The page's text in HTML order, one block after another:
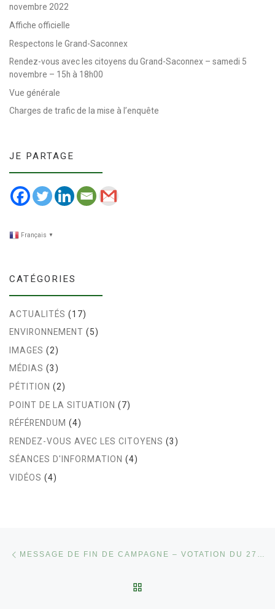
novembre 2022
Affiche officielle
Respectons le Grand-Saconnex
Rendez-vous avec les citoyens du Grand-Saconnex – samedi 5
novembre – 15h à 18h00
Vue générale
Charges de trafic de la mise à l’enquête
JE PARTAGE
Français ▼
CATÉGORIES
ACTUALITÉS (17)
ENVIRONNEMENT (5)
IMAGES (2)
MÉDIAS (3)
PÉTITION (2)
POINT DE LA SITUATION (7)
RÉFÉRENDUM (4)
RENDEZ-VOUS AVEC LES CITOYENS (3)
SÉANCES D'INFORMATION (4)
VIDÉOS (4)
MESSAGE DE FIN DE CAMPAGNE – VOTATION DU 27 NOVEMBRE GRAND-SACONNEX